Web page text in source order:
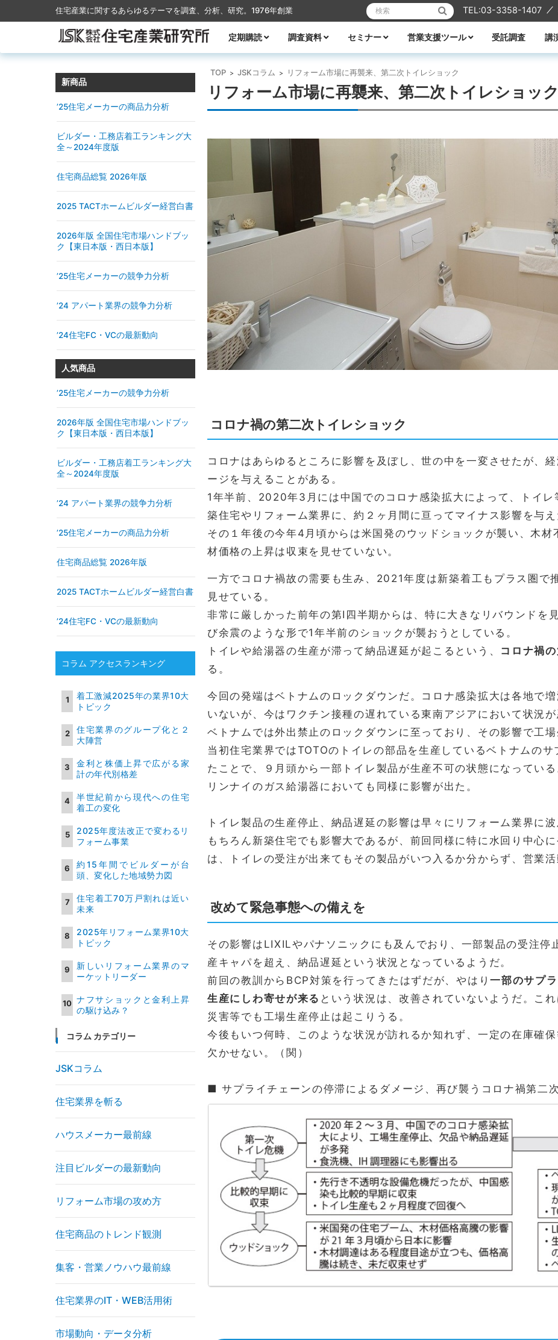
住宅産業に関するあらゆるテーマを調査、分析、研究。1976年創業 検索: TEL:03-3358-1407
コンテンツに移動
定期購読
調査資料 セミナー 営業支援ツール 受託調査 講
TOP > JSKコラム > リフォーム市場に再襲来、第二次トイレショック
リフォーム市場に再襲来、第二次トイレショック
コロナ禍の第二次トイレショック
コロナはあらゆるところに影響を及ぼし、世の中を一変させたが、
ージを与えることがある。
1年半前、2020年3月には中国でのコロナ感染拡大によって、トイ
築住宅やリフォーム業界に、約２ヶ月間に亘ってマイナス影響を与え
その１年後の今年4月頃からは米国発のウッドショックが襲い、木
材価格の上昇は収束を見せていない。
一方でコロナ禍故の需要も生み、2021年度は新築着工もプラス圏で
見せている。
非常に厳しかった前年の第Ⅰ四半期からは、特に大きなリバウンドを
び余震のような形で1年半前のショックが襲おうとしている。
トイレや給湯器の生産が滞って納品遅延が起こるという、 コロナ禍
る。
今回の発端はベトナムのロックダウンだ。コロナ感染拡大は各地で
いないが、今はワクチン接種の遅れている東南アジアにおいて状況が
ベトナムでは外出禁止のロックダウンに至っており、その影響で工場
当初住宅業界ではTOTOのトイレの部品を生産しているベトナムの
たことで、９月頭から一部トイレ製品が生産不可の状態になっている
リンナイのガス給湯器においても同様に影響が出た。
トイレ製品の生産停止、納品遅延の影響は早々にリフォーム業界に波
もちろん新築住宅でも影響大であるが、前回同様に特に水回り中心
は、トイレの受注が出来てもその製品がいつ入るか分からず、営業
改めて緊急事態への備えを
その影響はLIXILやパナソニックにも及んでおり、一部製品の受注停
産キャパを超え、納品遅延という状況となっているようだ。
前回の教訓からBCP対策を行ってきたはずだが、やはり一部のサプ
生産にしわ寄せが来る という状況は、改善されていないようだ。こ
災害等でも工場生産停止は起こりうる。
今後もいつ何時、このような状況が訪れるか知れず、一定の在庫確
欠かせない。（関）
■ サプライチェーンの停滞によるダメージ、再び襲うコロナ禍第二
新商品
’25住宅メーカーの商品力分析
ビルダー・工務店着工ランキング大
全～2024年度版
住宅商品総覧 2026年版
2025 TACTホームビルダー経営白書
2026年版 全国住宅市場ハンドブッ
ク【東日本版・西日本版】
’25住宅メーカーの競争力分析
’24 アパート業界の競争力分析
’24住宅FC・VCの最新動向
人気商品
’25住宅メーカーの競争力分析
2026年版 全国住宅市場ハンドブッ
ク【東日本版・西日本版】
ビルダー・工務店着工ランキング大
全～2024年度版
’24 アパート業界の競争力分析
’25住宅メーカーの商品力分析
住宅商品総覧 2026年版
2025 TACTホームビルダー経営白書
’24住宅FC・VCの最新動向
コラム アクセスランキング
着工激減2025年の業界10大
トピック
住宅業界のグループ化と２
大陣営
金利と株価上昇で広がる家
計の年代別格差
半世紀前から現代への住宅
着工の変化
2025年度法改正で変わるリ
フォーム事業
約15年間でビルダーが台
頭、変化した地域勢力図
住宅着工70万戸割れは近い
未来
2025年リフォーム業界10大
トピック
新しいリフォーム業界のマ
ーケットリーダー
ナフサショックと金利上昇
の駆け込み？
コラム カテゴリー
JSKコラム
住宅業界を斬る
ハウスメーカー最前線
注目ビルダーの最新動向
リフォーム市場の攻め方
住宅商品のトレンド観測
集客・営業ノウハウ最前線
住宅業界のIT・WEB活用術
市場動向・データ分析